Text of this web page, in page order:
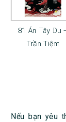
81 Án Tây Du
Trần Tiệm
Nếu bạn yêu